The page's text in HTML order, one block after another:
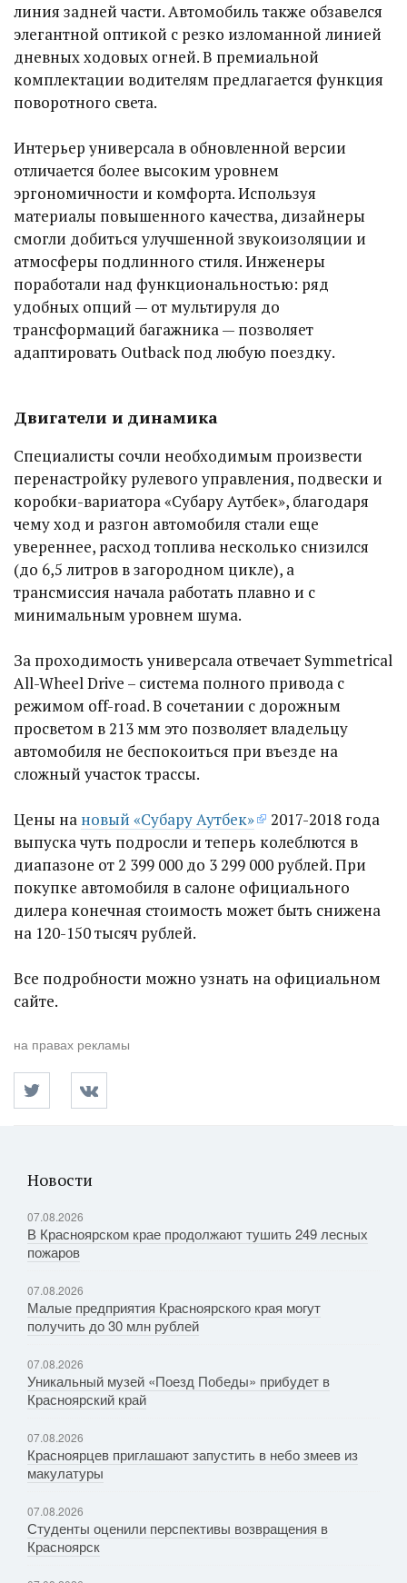
линия задней части. Автомобиль также обзавелся
элегантной оптикой с резко изломанной линией
дневных ходовых огней. В премиальной
комплектации водителям предлагается функция
поворотного света.
Интерьер универсала в обновленной версии
отличается более высоким уровнем
эргономичности и комфорта. Используя
материалы повышенного качества, дизайнеры
смогли добиться улучшенной звукоизоляции и
атмосферы подлинного стиля. Инженеры
поработали над функциональностью: ряд
удобных опций — от мультируля до
трансформаций багажника — позволяет
адаптировать Outback под любую поездку.
Двигатели и динамика
Специалисты сочли необходимым произвести
перенастройку рулевого управления, подвески и
коробки-вариатора «Субару Аутбек», благодаря
чему ход и разгон автомобиля стали еще
увереннее, расход топлива несколько снизился
(до 6,5 литров в загородном цикле), а
трансмиссия начала работать плавно и с
минимальным уровнем шума.
За проходимость универсала отвечает Symmetrical
All-Wheel Drive – система полного привода с
режимом off-road. В сочетании с дорожным
просветом в 213 мм это позволяет владельцу
автомобиля не беспокоиться при въезде на
сложный участок трассы.
Цены на новый «Субару Аутбек»
2017-2018 года
выпуска чуть подросли и теперь колеблются в
диапазоне от 2 399 000 до 3 299 000 рублей. При
покупке автомобиля в салоне официального
дилера конечная стоимость может быть снижена
на 120-150 тысяч рублей.
Все подробности можно узнать на официальном
сайте.
на правах рекламы
Новости
07.08.2026
В Красноярском крае продолжают тушить 249 лесных
пожаров
07.08.2026
Малые предприятия Красноярского края могут
получить до 30 млн рублей
07.08.2026
Уникальный музей «Поезд Победы» прибудет в
Красноярский край
07.08.2026
Красноярцев приглашают запустить в небо змеев из
макулатуры
07.08.2026
Студенты оценили перспективы возвращения в
Красноярск